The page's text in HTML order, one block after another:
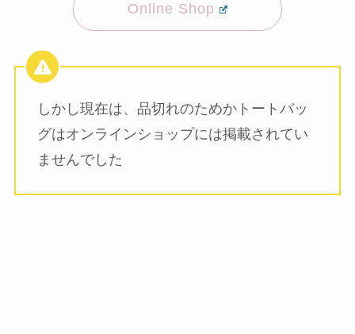
Online Shop
しかし現在は、品切れのためかトートバッ
グはオンラインショップには掲載されてい
ませんでした